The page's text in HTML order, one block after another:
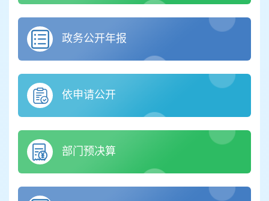
政务公开年报
依申请公开
部门预决算